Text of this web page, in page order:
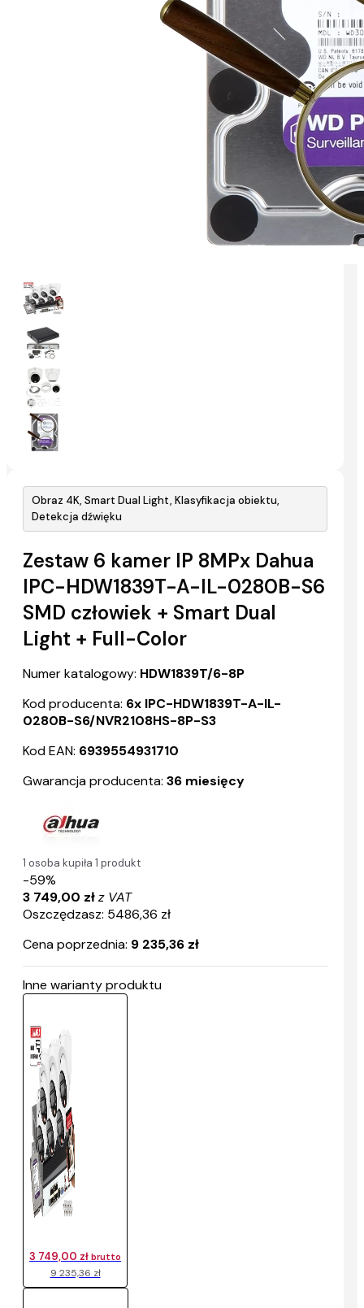
Obraz 4K, Smart Dual Light, Klasyfikacja obiektu,
Detekcja dźwięku
Zestaw 6 kamer IP 8MPx Dahua
IPC-HDW1839T-A-IL-0280B-S6
SMD człowiek + Smart Dual
Light + Full-Color
Numer katalogowy: HDW1839T/6-8P
Kod producenta: 6x IPC-HDW1839T-A-IL-
0280B-S6/NVR2108HS-8P-S3
Kod EAN: 6939554931710
Gwarancja producenta: 36 miesięcy
1 osoba kupiła 1 produkt
-59%
3 749,00 złz VAT
Oszczędzasz: 5486,36 zł
Cena poprzednia: 9 235,36 zł
Inne warianty produktu
9 235,36 zł
3 749,00 zł brutto